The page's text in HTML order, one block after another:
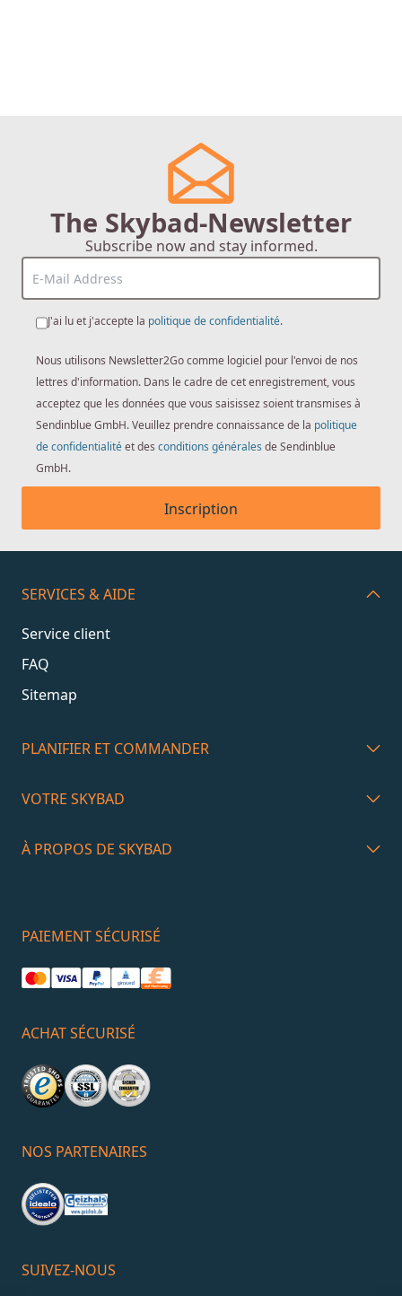
The Skybad-Newsletter
Subscribe now and stay informed.
J'ai lu et j'accepte la politique de confidentialité.
Nous utilisons Newsletter2Go comme logiciel pour l'envoi de nos
lettres d'information. Dans le cadre de cet enregistrement, vous
acceptez que les données que vous saisissez soient transmises à
Sendinblue GmbH. Veuillez prendre connaissance de la politique
de confidentialitéet des conditions générales de Sendinblue
GmbH.
Inscription
SERVICES & AIDE
Service client
FAQ
Sitemap
PLANIFIER ET COMMANDER
VOTRE SKYBAD
À PROPOS DE SKYBAD
PAIEMENT SÉCURISÉ
ACHAT SÉCURISÉ
NOS PARTENAIRES
SUIVEZ-NOUS